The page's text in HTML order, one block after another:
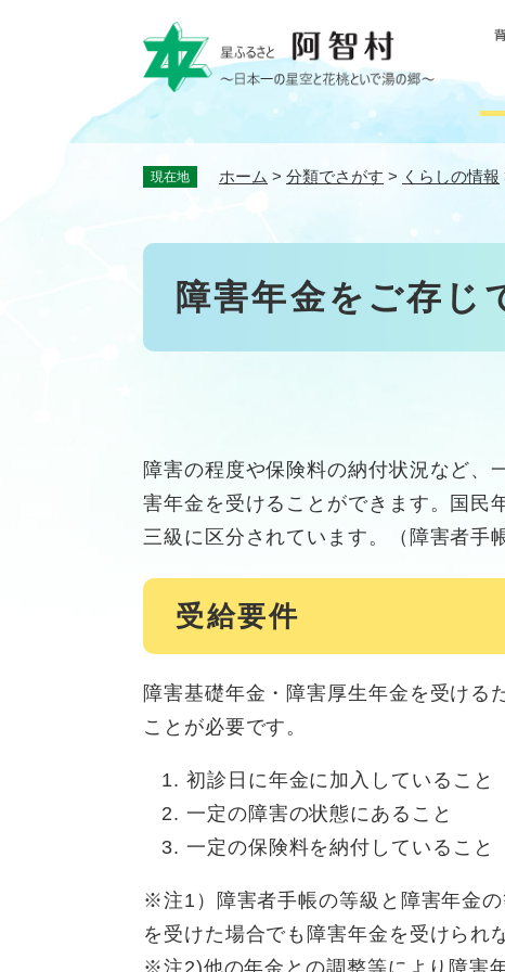
現在地 ホーム > 分類でさがす > くらしの情報
障害年金をご存じ
障害の程度や保険料の納付状況など、
害年金を受けることができます。国民
三級に区分されています。（障害者手
受給要件
障害基礎年金・障害厚生年金を受ける
ことが必要です。
初診日に年金に加入していること
一定の障害の状態にあること
一定の保険料を納付していること
※注1）障害者手帳の等級と障害年金
を受けた場合でも障害年金を受けられ